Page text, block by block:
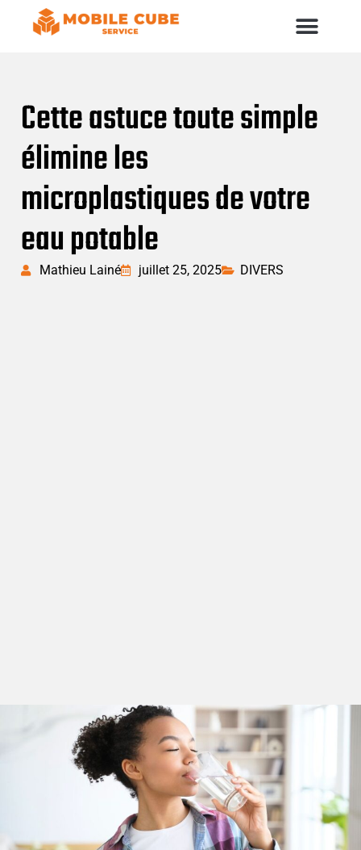
Cette astuce toute simple
élimine les
microplastiques de votre
eau potable
Mathieu Lainé juillet 25, 2025 DIVERS